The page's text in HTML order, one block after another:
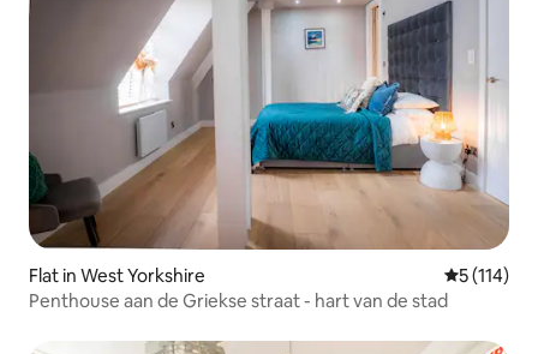
Flat in West Yorkshire
5 (114)
Penthouse aan de Griekse straat - hart van de stad